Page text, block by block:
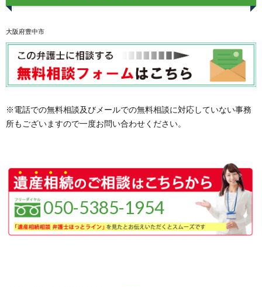
大阪府豊中市
※電話での無料相談及びメールでの無料相談に対応していない事務
所もございますので一度お問い合わせください。
050-5385-1954